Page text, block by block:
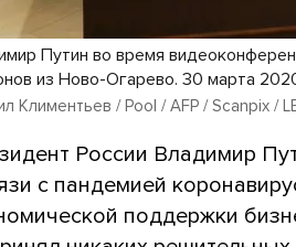
Путин во время
из Ново-Огарево. 30 марта
Климентьев / Pool / AFP / Scanpix /
России Владимир
с пандемией
поддержки